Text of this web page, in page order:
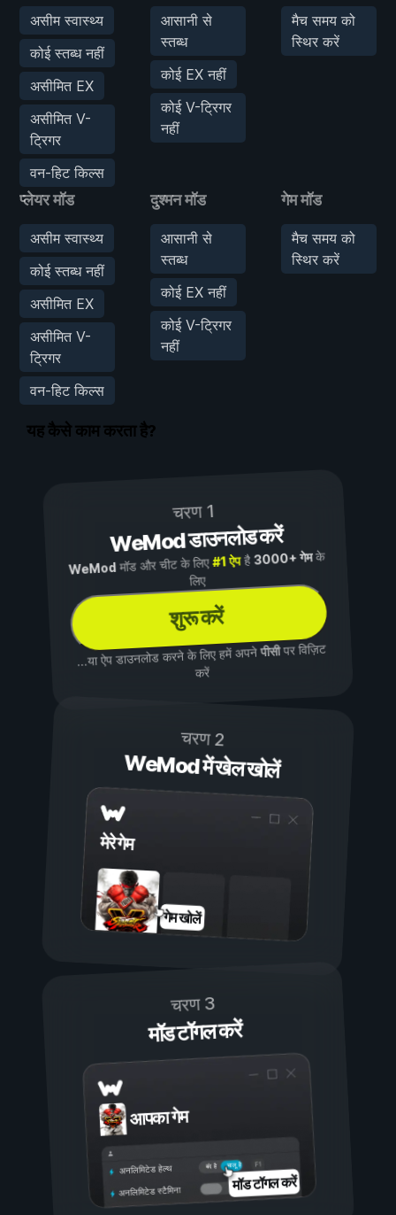
असीम स्वास्थ्य
कोई स्तब्ध नहीं
असीमित EX
असीमित V-
ट्रिगर
वन-हिट किल्स
आसानी से
स्तब्ध
कोई EX नहीं
कोई V-ट्रिगर
नहीं
मैच समय को
स्थिर करें
प्लेयर मॉड
असीम स्वास्थ्य
कोई स्तब्ध नहीं
असीमित EX
असीमित V-
ट्रिगर
वन-हिट किल्स
दुश्मन मॉड
आसानी से
स्तब्ध
कोई EX नहीं
कोई V-ट्रिगर
नहीं
गेम मॉड
मैच समय को
स्थिर करें
यह कैसे काम करता है?
चरण 1
WeMod डाउनलोड करें
WeMod मॉड और चीट के लिए#1 ऐपहै3000+ गेमके
लिए
शुरू करें
...या ऐप डाउनलोड करने के लिए हमें अपनेपीसीपर विज़िट
करें
चरण 2
WeMod में खेल खोलें
मेरे गेम
गेम खोलें
चरण 3
मॉड टॉगल करें
आपका गेम
चालू है
बंद है
अनलिमिटेड हेल्थ
अनलिमिटेड स्टैमिना मॉड टॉगल करें